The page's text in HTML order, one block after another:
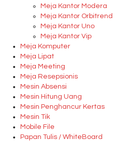
Meja Kantor Modera
Meja Kantor Orbitrend
Meja Kantor Uno
Meja Kantor Vip
Meja Komputer
Meja Lipat
Meja Meeting
Meja Resepsionis
Mesin Absensi
Mesin Hitung Uang
Mesin Penghancur Kertas
Mesin Tik
Mobile File
Papan Tulis / WhiteBoard